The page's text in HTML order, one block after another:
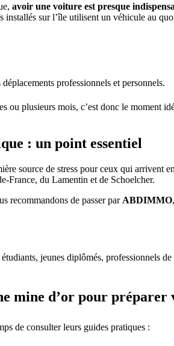
avoir une voiture est presque
installés sur l’île utilisent un véhicule au
professionnels et personnels.
ou plusieurs mois, c’est donc le moment
: un point essentiel
source de stress pour ceux qui arrivent
France, du Lamentin et de Schoelcher.
recommandons de passer par ABDIMMO
jeunes diplômés, professionnels
mine d’or pour préparer
de consulter leurs guides pratiques :